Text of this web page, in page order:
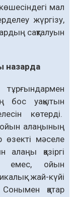
мал
жүргізу,
сақталуын
назарда
тұрғындармен
бос уақытын
көтерді.
ойын алаңының
өзекті мәселе
қазіргі
емес, ойын
жай-күйі
Сонымен қатар